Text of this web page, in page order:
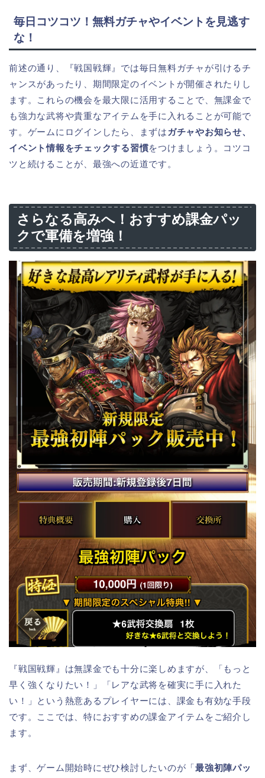
毎日コツコツ！無料ガチャやイベントを見逃す
な！
前述の通り、『戦国戦輝』では毎日無料ガチャが引けるチ
ャンスがあったり、期間限定のイベントが開催されたりし
ます。これらの機会を最大限に活用することで、無課金で
も強力な武将や貴重なアイテムを手に入れることが可能で
す。ゲームにログインしたら、まずは ガチャやお知らせ、
イベント情報をチェックする習慣をつけましょう。コツコ
ツと続けることが、最強への近道です。
さらなる高みへ！おすすめ課金パッ
クで軍備を増強！
『戦国戦輝』は無課金でも十分に楽しめますが、「もっと
早く強くなりたい！」「レアな武将を確実に手に入れた
い！」という熱意あるプレイヤーには、課金も有効な手段
です。ここでは、特におすすめの課金アイテムをご紹介し
ます。
まず、ゲーム開始時にぜひ検討したいのが「最強初陣パッ